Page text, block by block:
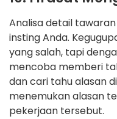
Analisa detail
insting Anda.
yang salah, tapi
mencoba memberi
dan cari tahu alasan
menemukan alasan
pekerjaan tersebut.